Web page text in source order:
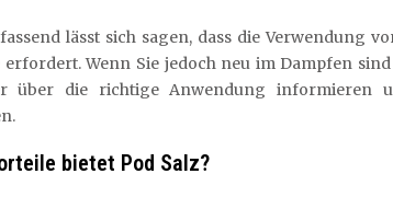
lässt sich sagen, dass die Verwendung
erfordert. Wenn Sie jedoch neu im Dampfen
über die richtige Anwendung informieren
bietet Pod Salz?